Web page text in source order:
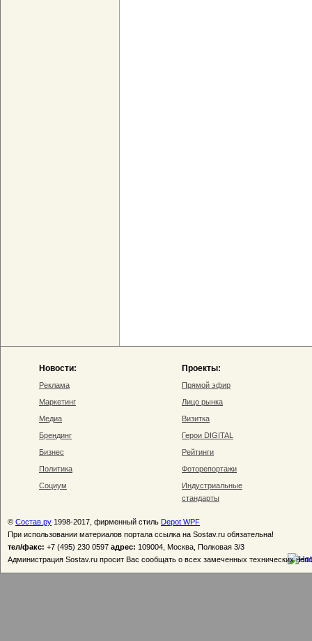
Новости:
Реклама
Маркетинг
Медиа
Брендинг
Бизнес
Политика
Социум
Проекты:
Прямой эфир
Лицо рынка
Визитка
Герои DIGITAL
Рейтинги
Фоторепортажи
Индустриальные
стандарты
© Состав.ру 1998-2017, фирменный стиль Depot WPF
При использовании материалов портала ссылка на Sostav.ru обязательна!
тел/факс: +7 (495) 230 0597 адрес: 109004, Москва, Полковая 3/3
Администрация Sostav.ru просит Вас сообщать о всех замеченных технических